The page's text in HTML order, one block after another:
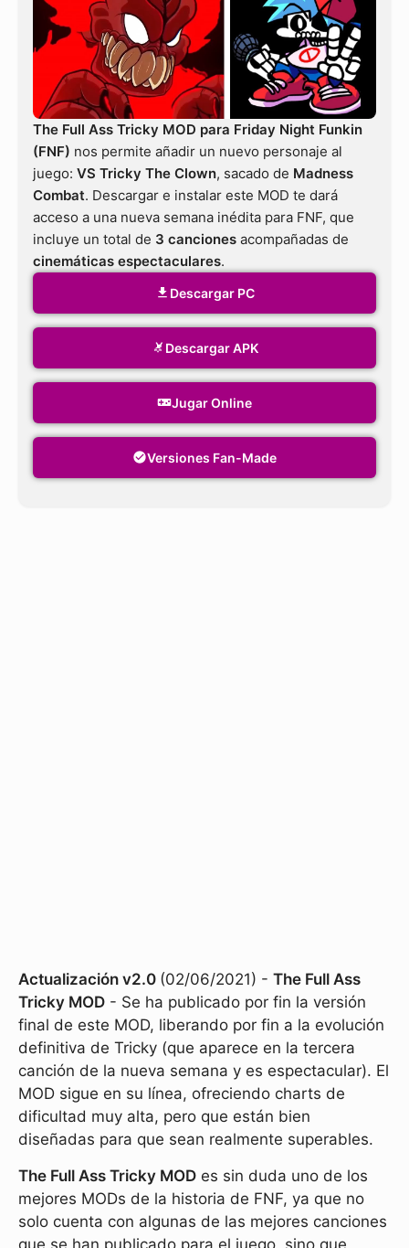
The Full Ass Tricky MOD para Friday Night Funkin
(FNF) nos permite añadir un nuevo personaje al
juego: VS Tricky The Clown, sacado de Madness
Combat. Descargar e instalar este MOD te dará
acceso a una nueva semana inédita para FNF, que
incluye un total de 3 canciones acompañadas de
cinemáticas espectaculares.
Descargar PC
Descargar APK
Jugar Online
Versiones Fan-Made
Actualización v2.0 (02/06/2021) - The Full Ass
Tricky MOD - Se ha publicado por fin la versión
final de este MOD, liberando por fin a la evolución
definitiva de Tricky (que aparece en la tercera
canción de la nueva semana y es espectacular). El
MOD sigue en su línea, ofreciendo charts de
dificultad muy alta, pero que están bien
diseñadas para que sean realmente superables.
The Full Ass Tricky MOD es sin duda uno de los
mejores MODs de la historia de FNF, ya que no
solo cuenta con algunas de las mejores canciones
que se han publicado para el juego, sino que